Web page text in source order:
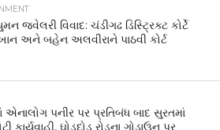
જ્વેલરી વિવાદ: ચંડીગઢ ડિસ્ટ્રિક્ટ કોર્ટે
અને બહેન અલવીરાને પાઠવી કોર્ટ
એનાલોગ પનીર પર પ્રતિબંધ બાદ સુરતમાં
કાર્યવાહી, ઘોડદોડ રોડના ગોડાઉન પર